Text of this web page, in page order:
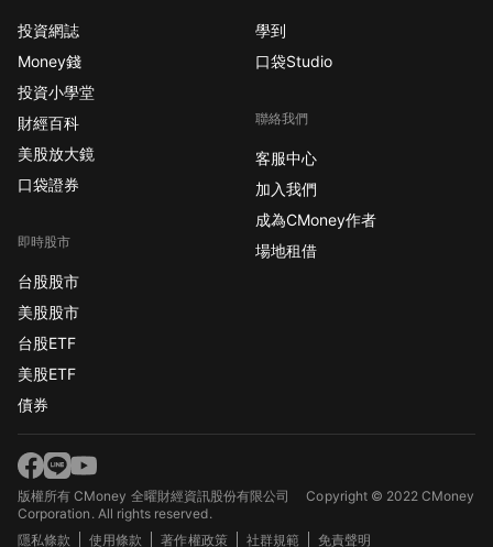
投資網誌
Money錢
投資小學堂
財經百科
美股放大鏡
口袋證券
即時股市
台股股市
美股股市
台股ETF
美股ETF
債券
學到
口袋Studio
聯絡我們
客服中心
加入我們
成為CMoney作者
場地租借
版權所有 CMoney 全曜財經資訊股份有限公司Copyright © 2022 CMoney
Corporation. All rights reserved.
隱私條款
使用條款 著作權政策 社群規範 免責聲明